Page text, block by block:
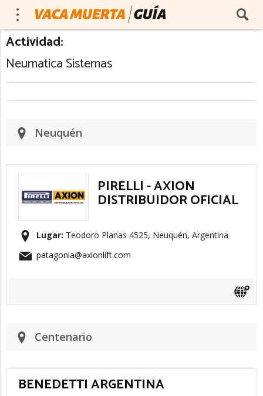
Actividad:
Neumatica Sistemas
Neuquén
PIRELLI - AXION
DISTRIBUIDOR OFICIAL
Lugar: Teodoro Planas 4525, Neuquén, Argentina
patagonia@axionlift.com
Centenario
BENEDETTI ARGENTINA